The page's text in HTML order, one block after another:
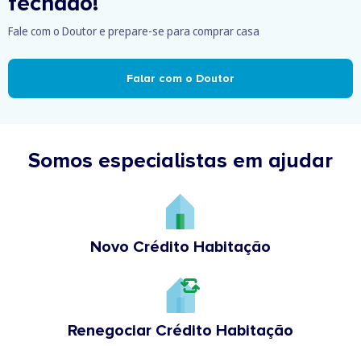
Fale com o Doutor e prepare-se para comprar casa
Falar com o Doutor
Somos especialistas em ajudar
Novo Crédito Habitação
Renegociar Crédito Habitação